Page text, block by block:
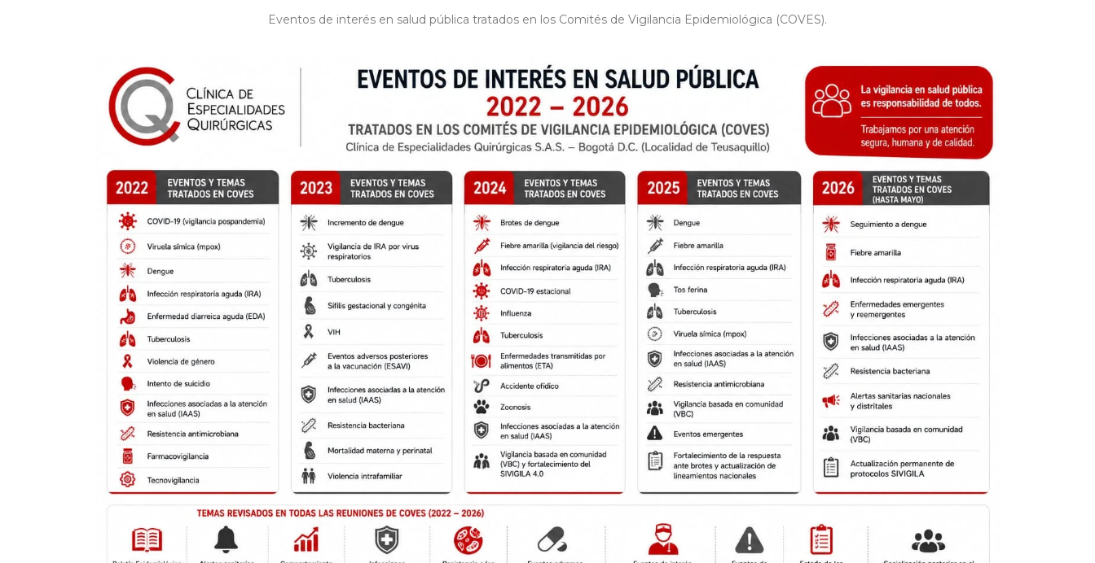
Eventos de interés en salud pública tratados en los Comités de Vigilancia Epidemiológica (COVES).